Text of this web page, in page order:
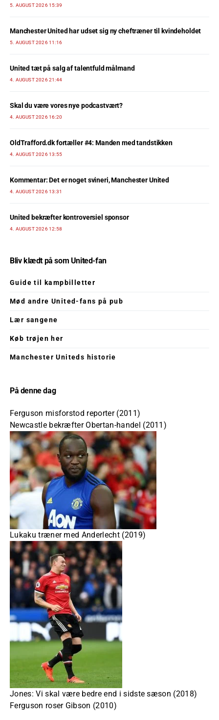
5. AUGUST 2026 15:39
Manchester United har udset sig ny cheftræner til kvindeholdet
5. AUGUST 2026 11:16
United tæt på salg af talentfuld målmand
4. AUGUST 2026 21:44
Skal du være vores nye podcastvært?
4. AUGUST 2026 16:20
OldTrafford.dk fortæller #4: Manden med tandstikken
4. AUGUST 2026 13:55
Kommentar: Det er noget svineri, Manchester United
4. AUGUST 2026 13:31
United bekræfter kontroversiel sponsor
4. AUGUST 2026 12:58
Bliv klædt på som United-fan
Guide til kampbilletter
Mød andre United-fans på pub
Lær sangene
Køb trøjen her
Manchester Uniteds historie
På denne dag
Ferguson misforstod reporter (2011)
Newcastle bekræfter Obertan-handel (2011)
Lukaku træner med Anderlecht (2019)
Jones: Vi skal være bedre end i sidste sæson (2018)
Ferguson roser Gibson (2010)